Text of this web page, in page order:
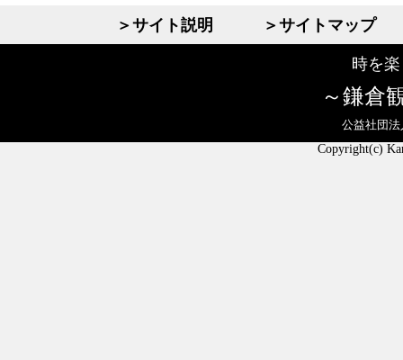
＞サイト説明 ＞サイトマップ
時を
鎌倉
公益社団
Copyright(c)